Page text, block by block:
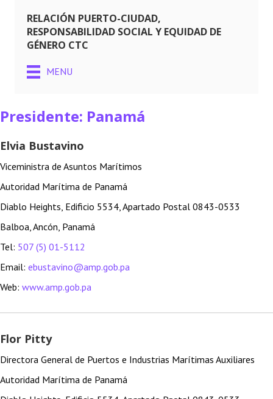
RELACIÓN PUERTO-CIUDAD,
RESPONSABILIDAD SOCIAL Y EQUIDAD DE
GÉNERO CTC
MENU
Presidente: Panamá
Elvia Bustavino
Viceministra de Asuntos Marítimos
Autoridad Marítima de Panamá
Diablo Heights, Edificio 5534, Apartado Postal 0843-0533
Balboa, Ancón, Panamá
Tel: 507 (5) 01-5112
Email: ebustavino@amp.gob.pa
Web: www.amp.gob.pa
Flor Pitty
Directora General de Puertos e Industrias Marítimas Auxiliares
Autoridad Marítima de Panamá